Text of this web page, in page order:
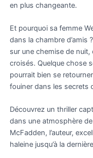
en plus changeante.
Et pourquoi sa femme
dans la chambre d’amis
sur une chemise de
croisés. Quelque chose
pourrait bien se
fouiner dans les secrets
Découvrez un thriller
dans une atmosphère
McFadden, l’auteur,
haleine jusqu’à la